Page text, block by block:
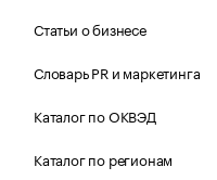
Статьи о бизнесе
Словарь PR и маркетинга
Каталог по ОКВЭД
Каталог по регионам